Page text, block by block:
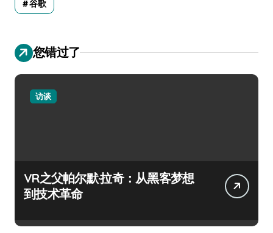
谷歌
您错过了
访谈
VR之父帕尔默·拉奇：从黑客梦想
到技术革命